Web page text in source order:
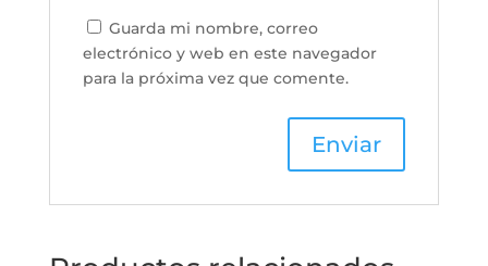
Guarda mi nombre, correo
electrónico y web en este navegador
para la próxima vez que comente.